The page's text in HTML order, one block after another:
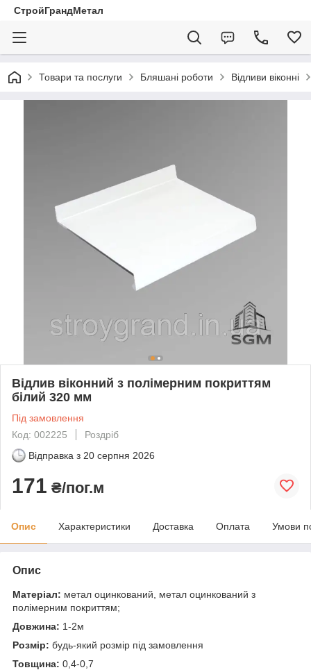
СтройГрандМетал
Товари та послуги Бляшані роботи Відливи віконні
Відлив віконний з полімерним покриттям
білий 320 мм
Під замовлення
Код: 002225
Роздріб
Відправка з 20 серпня 2026
171 ₴/пог.м
Опис Характеристики Доставка Оплата Умови
Опис
Матеріал: метал оцинкований, метал оцинкований з
полімерним покриттям;
Довжина: 1-2м
Розмір: будь-який розмір під замовлення
Товщина: 0,4-0,7